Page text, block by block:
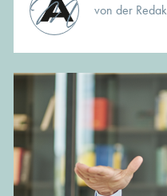
von der